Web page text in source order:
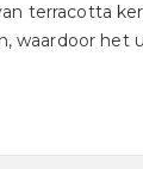
terracotta
het